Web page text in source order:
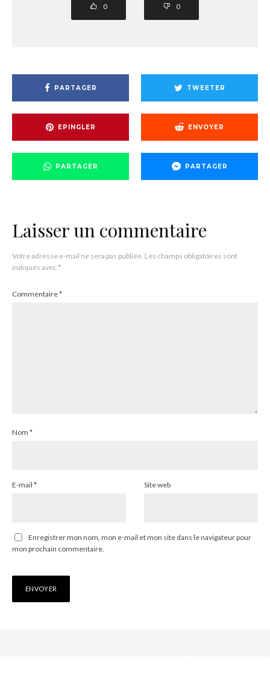
0 0
PARTAGER TWEETER
EPINGLER ENVOYER
PARTAGER PARTAGER
Laisser un commentaire
Votre adresse e-mail ne sera pas publiée. Les champs obligatoires sont
indiqués avec*
Commentaire*
Nom *
E-mail * Site web
Enregistrer mon nom, mon e-mail et mon site dans le navigateur pour
mon prochain commentaire.